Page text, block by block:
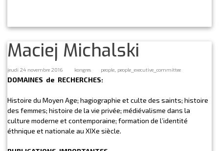
Maciej Michalski
jeudi 24 novembre 2016 kongres people, people_executive_committee
DOMAINES de RECHERCHES:
Histoire du Moyen Age; hagiographie et culte des saints; histoire
des femmes; histoire de la vie privée; médiévalisme dans la
culture moderne et contemporaine; formation de l’identité
éthnique et nationale au XIXe siècle.